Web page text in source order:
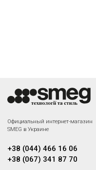
Официальный интернет-магазин
SMEG в Украине
+38 (044) 466 16 06
+38 (067) 341 87 70